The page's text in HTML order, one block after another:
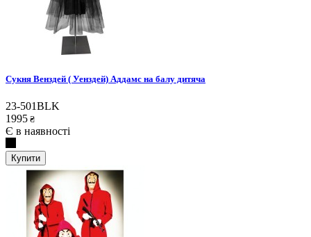
Сукня Венздей ( Уенздей) Аддамс на балу дитяча
23-501BLK
1995 ₴
Є в наявності
Купити